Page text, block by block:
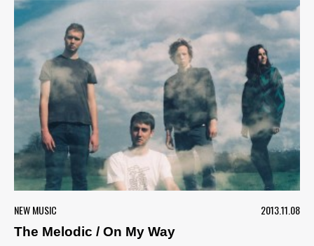
NEW MUSIC
2013.11.08
The Melodic / On My Way